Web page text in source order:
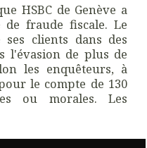
HSBC de Genève a
fraude fiscale. Le
clients dans des
l'évasion de plus de
les enquêteurs, à
le compte de 130
ou morales. Les